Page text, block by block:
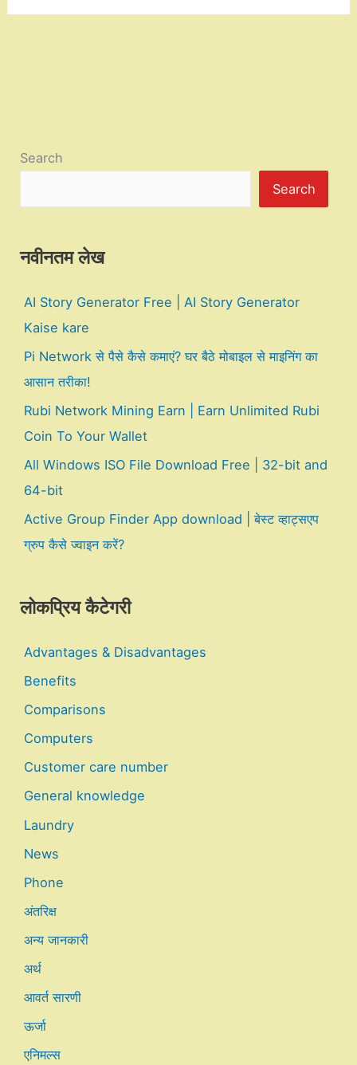
Search
Search
नवीनतम लेख
AI Story Generator Free | AI Story Generator
Kaise kare
Pi Network से पैसे कैसे कमाएं? घर बैठे मोबाइल से माइनिंग का
आसान तरीका!
Rubi Network Mining Earn | Earn Unlimited Rubi
Coin To Your Wallet
All Windows ISO File Download Free | 32-bit and
64-bit
Active Group Finder App download | बेस्ट व्हाट्सएप
ग्रुप कैसे ज्वाइन करें?
लोकप्रिय कैटेगरी
Advantages & Disadvantages
Benefits
Comparisons
Computers
Customer care number
General knowledge
Laundry
News
Phone
अंतरिक्ष
अन्य जानकारी
अर्थ
आवर्त सारणी
ऊर्जा
एनिमल्स